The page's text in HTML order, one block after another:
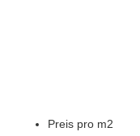
Preis pro m2